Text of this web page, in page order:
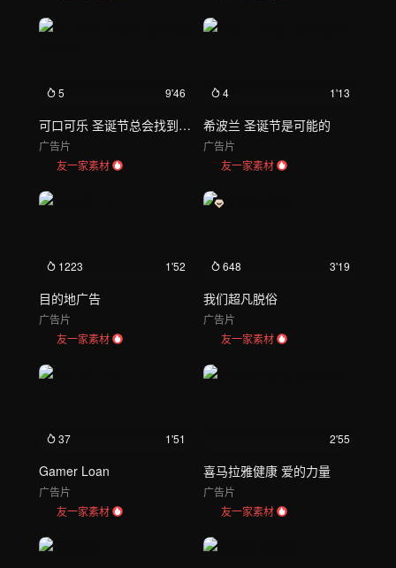
5 9'46
可口可乐 圣诞节总会找到它的路
广告片
友一家素材
4 1'13
希波兰 圣诞节是可能的
广告片
友一家素材
1223 1'52
目的地广告
广告片
友一家素材
648 3'19
我们超凡脱俗
广告片
友一家素材
37 1'51
Gamer Loan
广告片
友一家素材
2'55
喜马拉雅健康 爱的力量
广告片
友一家素材